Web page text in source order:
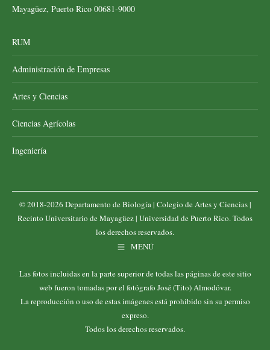
Mayagüez, Puerto Rico 00681-9000
RUM
Administración de Empresas
Artes y Ciencias
Ciencias Agrícolas
Ingeniería
© 2018-2026 Departamento de Biología | Colegio de Artes y Ciencias|
Recinto Universitario de Mayagüez| Universidad de Puerto Rico. Todos
los derechos reservados.
MENÚ
Las fotos incluidas en la parte superior de todas las páginas de este sitio
web fueron tomadas por el fotógrafo José (Tito) Almodóvar.
La reproducción o uso de estas imágenes está prohibido sin su permiso
expreso.
Todos los derechos reservados.